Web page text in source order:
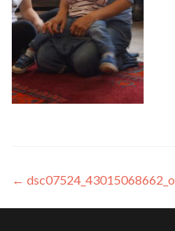
← dsc07524_43015068662_o